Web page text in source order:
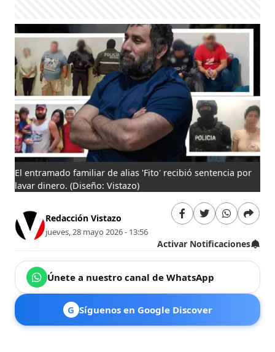
El entramado familiar de alias 'Fito' recibió sentencia por
lavar dinero. (Diseño: Vistazo)
Redacción Vistazo
jueves, 28 mayo 2026 - 13:56
Activar Notificaciones
Únete a nuestro canal de WhatsApp
G Síguenos en Google Discover